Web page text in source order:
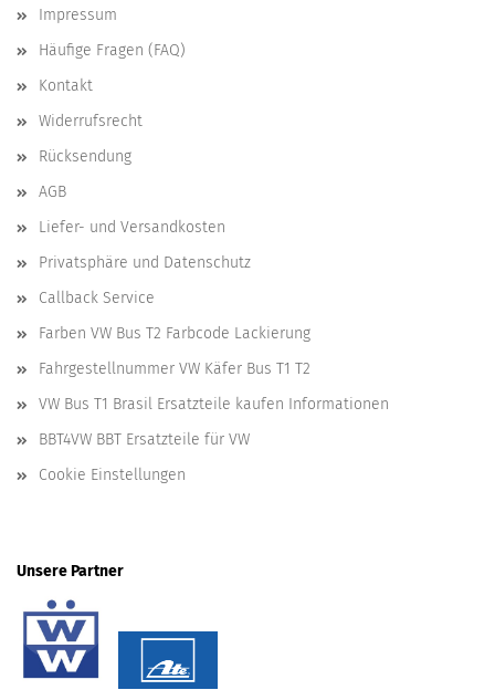
Impressum
Häufige Fragen (FAQ)
Kontakt
Widerrufsrecht
Rücksendung
AGB
Liefer- und Versandkosten
Privatsphäre und Datenschutz
Callback Service
Farben VW Bus T2 Farbcode Lackierung
Fahrgestellnummer VW Käfer Bus T1 T2
VW Bus T1 Brasil Ersatzteile kaufen Informationen
BBT4VW BBT Ersatzteile für VW
Cookie Einstellungen
Unsere Partner